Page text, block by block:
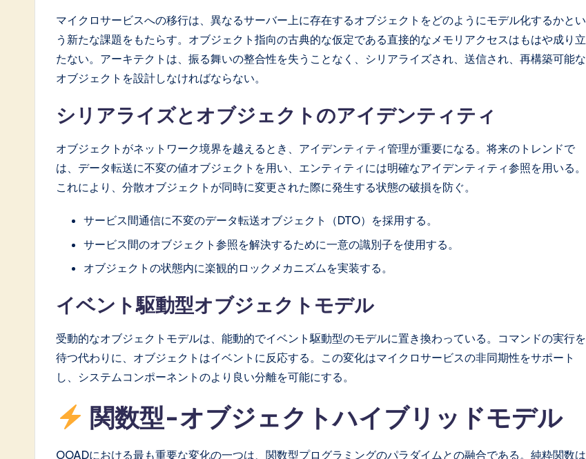
マイクロサービスへの移行は、異なるサーバー上に存在するオブジェクトをどのようにモデル化するかとい
う新たな課題をもたらす。オブジェクト指向の古典的な仮定である直接的なメモリアクセスはもはや成り立
たない。アーキテクトは、振る舞いの整合性を失うことなく、シリアライズされ、送信され、再構築可能な
オブジェクトを設計しなければならない。
シリアライズとオブジェクトのアイデンティティ
オブジェクトがネットワーク境界を越えるとき、アイデンティティ管理が重要になる。将来のトレンドで
は、データ転送に不変の値オブジェクトを用い、エンティティには明確なアイデンティティ参照を用いる。
これにより、分散オブジェクトが同時に変更された際に発生する状態の破損を防ぐ。
サービス間通信に不変のデータ転送オブジェクト（DTO）を採用する。
サービス間のオブジェクト参照を解決するために一意の識別子を使用する。
オブジェクトの状態内に楽観的ロックメカニズムを実装する。
イベント駆動型オブジェクトモデル
受動的なオブジェクトモデルは、能動的でイベント駆動型のモデルに置き換わっている。コマンドの実行を
待つ代わりに、オブジェクトはイベントに反応する。この変化はマイクロサービスの非同期性をサポート
し、システムコンポーネントのより良い分離を可能にする。
関数型-オブジェクトハイブリッドモデル
OOADにおける最も重要な変化の一つは、関数型プログラミングのパラダイムとの融合である。純粋関数は